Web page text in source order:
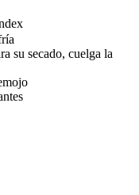
su secado, cuelga la